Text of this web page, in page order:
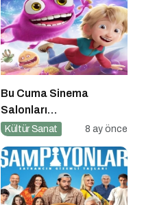
Bu Cuma Sinema
Salonları
Hareketleniyor: 26 Aralık
Açıklandı
Kültür Sanat 8 ay önce